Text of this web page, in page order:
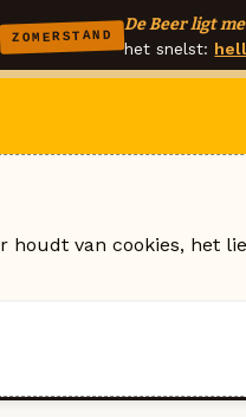
ZOMERSTAND
De Beer ligt
het snelst:
houdt van cookies, het